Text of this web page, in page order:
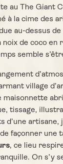
au The Giant
à la cime des
au-dessus de
noix de coco en
semble
village
maisonnette
tissage,
d’une artisane,
façonner une
, ce lieu
On s’y